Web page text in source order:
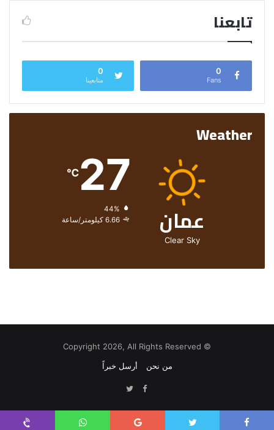
تابعنا
0
Fans
0
متابعينا
Weather
عمان
Clear Sky
27
℃
الرطوبة:
الرياح:6.66 كيلومتر/ساعة
© Copyright 2026, All Rights Reserved
من نحن
أرسل خبراً